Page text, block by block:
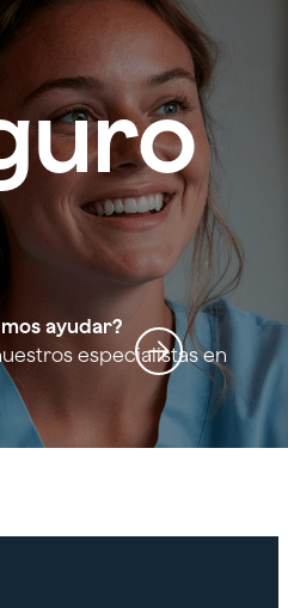
ayudar?
especialistas en
civil